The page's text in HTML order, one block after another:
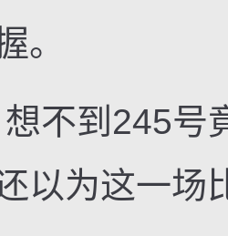
。
到245号
以为这一场